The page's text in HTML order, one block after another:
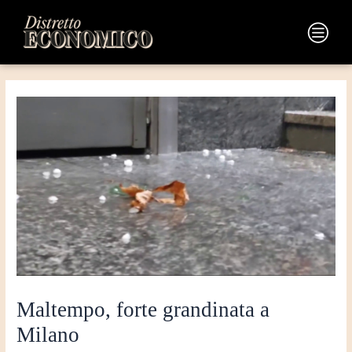
contenuto
Main
Menu
Maltempo, forte grandinata a
Milano
articoli